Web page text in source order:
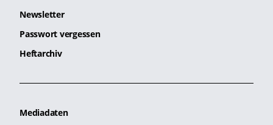
Newsletter
Passwort vergessen
Heftarchiv
Mediadaten